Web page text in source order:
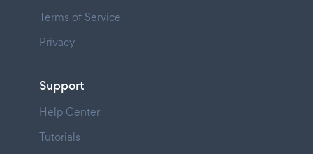
Terms of Service
Privacy
Support
Help Center
Tutorials